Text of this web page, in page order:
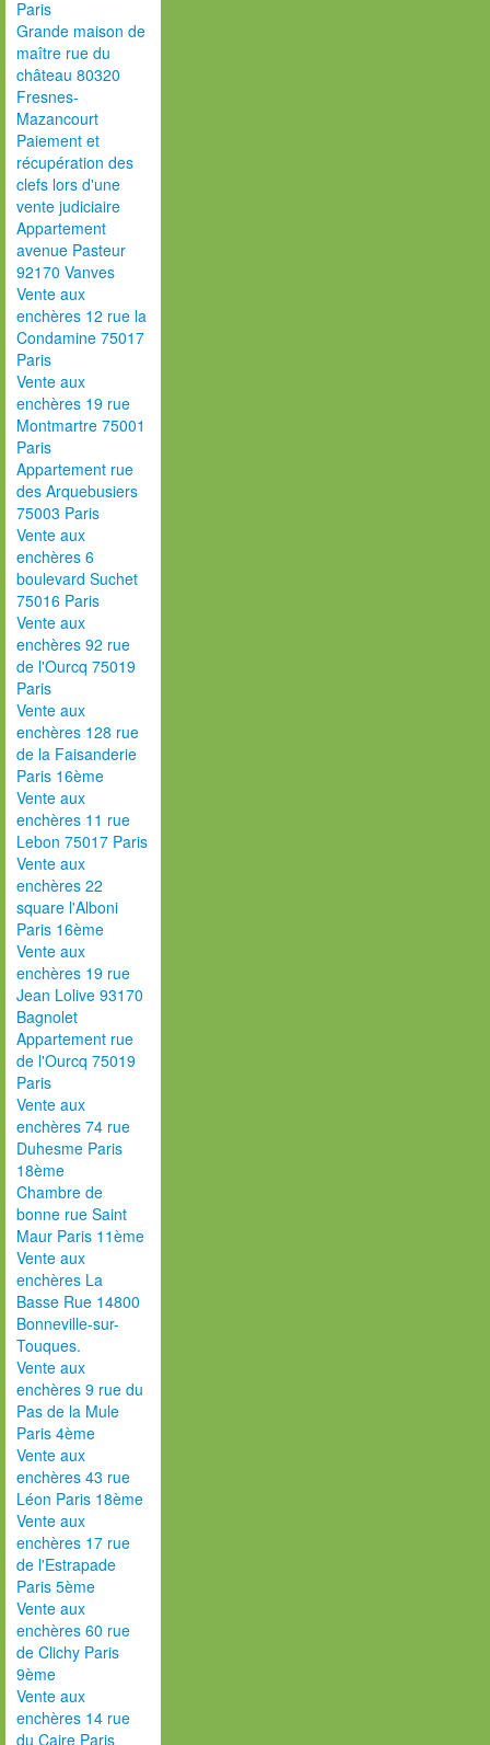
Paris
Grande maison de
maître rue du
château 80320
Fresnes-
Mazancourt
Paiement et
récupération des
clefs lors d'une
vente judiciaire
Appartement
avenue Pasteur
92170 Vanves
Vente aux
enchères 12 rue la
Condamine 75017
Paris
Vente aux
enchères 19 rue
Montmartre 75001
Paris
Appartement rue
des Arquebusiers
75003 Paris
Vente aux
enchères 6
boulevard Suchet
75016 Paris
Vente aux
enchères 92 rue
de l'Ourcq 75019
Paris
Vente aux
enchères 128 rue
de la Faisanderie
Paris 16ème
Vente aux
enchères 11 rue
Lebon 75017 Paris
Vente aux
enchères 22
square l'Alboni
Paris 16ème
Vente aux
enchères 19 rue
Jean Lolive 93170
Bagnolet
Appartement rue
de l'Ourcq 75019
Paris
Vente aux
enchères 74 rue
Duhesme Paris
18ème
Chambre de
bonne rue Saint
Maur Paris 11ème
Vente aux
enchères La
Basse Rue 14800
Bonneville-sur-
Touques.
Vente aux
enchères 9 rue du
Pas de la Mule
Paris 4ème
Vente aux
enchères 43 rue
Léon Paris 18ème
Vente aux
enchères 17 rue
de l'Estrapade
Paris 5ème
Vente aux
enchères 60 rue
de Clichy Paris
9ème
Vente aux
enchères 14 rue
du Caire Paris